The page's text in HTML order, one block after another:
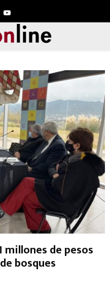
Youtube
millones de pesos
bosques